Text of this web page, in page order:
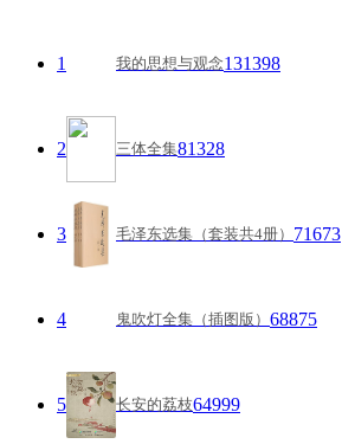
1 我的思想与观念131398
2 三体全集81328
3 毛泽东选集（套装共4册） 71673
4 鬼吹灯全集（插图版） 68875
5 长安的荔枝64999